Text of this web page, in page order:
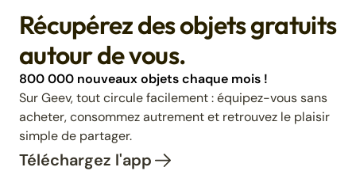
Récupérez des objets gratuits
autour de vous.
800 000 nouveaux objets chaque mois !
Sur Geev, tout circule facilement : équipez-vous sans
acheter, consommez autrement et retrouvez le plaisir
simple de partager.
Téléchargez l'app